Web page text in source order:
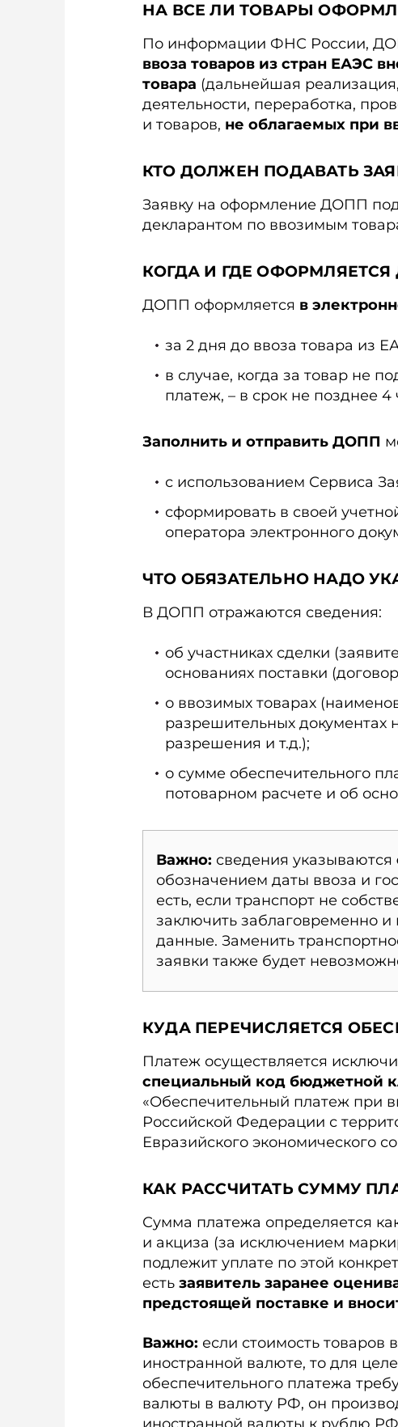
НА ВСЕ ЛИ ТОВАРЫ
По информации ФНС России,
ввоза товаров из стран ЕАЭС
товара (дальнейшая
деятельности, переработка,
и товаров, не облагаемых при
КТО ДОЛЖЕН ПОДАВАТЬ
Заявку на оформление ДОПП
декларантом по ввозимым
КОГДА И ГДЕ ОФОРМЛЯЕТСЯ
ДОПП оформляется в
за 2 дня до ввоза товара из
в случае, когда за товар не
платеж, – в срок не позднее
Заполнить и отправить ДОПП
с использованием Сервиса
сформировать в своей
оператора электронного
ЧТО ОБЯЗАТЕЛЬНО НАДО
В ДОПП отражаются сведения:
об участниках сделки
основаниях поставки
о ввозимых товарах
разрешительных документах
разрешения и т.д.);
о сумме обеспечительного
потоварном расчете и об
Важно: сведения указываются
обозначением даты ввоза и
есть, если транспорт не
заключить заблаговременно
данные. Заменить
заявки также будет
КУДА ПЕРЕЧИСЛЯЕТСЯ
Платеж осуществляется
специальный код бюджетной
«Обеспечительный платеж при
Российской Федерации с
Евразийского экономического
КАК РАССЧИТАТЬ СУММУ
Сумма платежа определяется
и акциза (за исключением
подлежит уплате по этой
есть заявитель заранее
предстоящей поставке и
Важно: если стоимость товаров
иностранной валюте, то для
обеспечительного платежа
валюты в валюту РФ, он